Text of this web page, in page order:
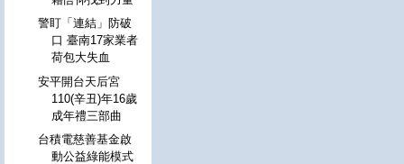
警盯「連結」防破
口 臺南17家業者
荷包大失血
安平開台天后宮
110(辛丑)年16歲
成年禮三部曲
台積電慈善基金啟
動公益綠能模式